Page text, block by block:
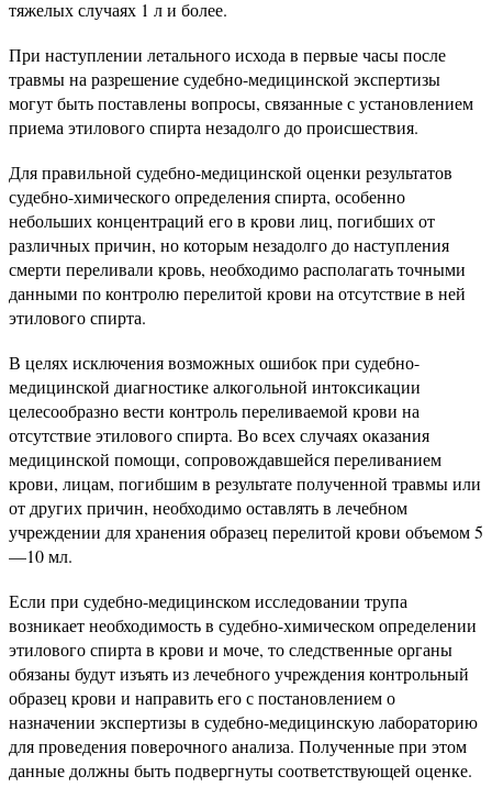
тяжелых случаях 1 л и более.
При наступлении летального исхода в первые часы после
травмы на разрешение судебно-медицинской экспертизы
могут быть поставлены вопросы, связанные с установлением
приема этилового спирта незадолго до происшествия.
Для правильной судебно-медицинской оценки результатов
судебно-химического определения спирта, особенно
небольших концентраций его в крови лиц, погибших от
различных причин, но которым незадолго до наступления
смерти переливали кровь, необходимо располагать точными
данными по контролю перелитой крови на отсутствие в ней
этилового спирта.
В целях исключения возможных ошибок при судебно-
медицинской диагностике алкогольной интоксикации
целесообразно вести контроль переливаемой крови на
отсутствие этилового спирта. Во всех случаях оказания
медицинской помощи, сопровождавшейся переливанием
крови, лицам, погибшим в результате полученной травмы или
от других причин, необходимо оставлять в лечебном
учреждении для хранения образец перелитой крови объемом 5
—10 мл.
Если при судебно-медицинском исследовании трупа
возникает необходимость в судебно-химическом определении
этилового спирта в крови и моче, то следственные органы
обязаны будут изъять из лечебного учреждения контрольный
образец крови и направить его с постановлением о
назначении экспертизы в судебно-медицинскую лабораторию
для проведения поверочного анализа. Полученные при этом
данные должны быть подвергнуты соответствующей оценке.